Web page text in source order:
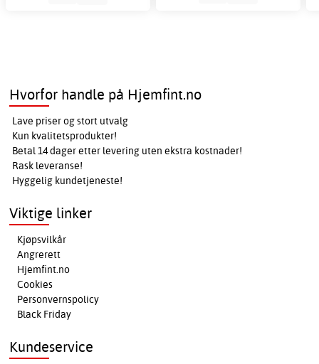
Hvorfor handle på Hjemfint.no
Lave priser og stort utvalg
Kun kvalitetsprodukter!
Betal 14 dager etter levering uten ekstra kostnader!
Rask leveranse!
Hyggelig kundetjeneste!
Viktige linker
Kjøpsvilkår
Angrerett
Hjemfint.no
Cookies
Personvernspolicy
Black Friday
Kundeservice